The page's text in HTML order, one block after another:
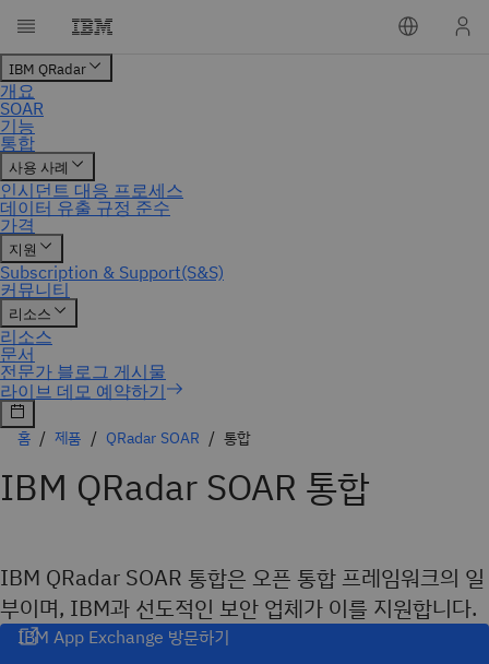
홈 제품 QRadar SOAR 통합
IBM QRadar SOAR 통합
IBM QRadar SOAR 통합은 오픈 통합 프레임워크의 일
부이며, IBM과 선도적인 보안 업체가 이를 지원합니다.
IBM App Exchange 방문하기